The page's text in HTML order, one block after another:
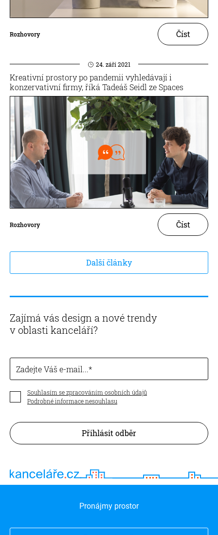
Rozhovory Číst
24. září 2021
Kreativní prostory po pandemii vyhledávají i
konzervativní firmy, říká Tadeáš Seidl ze Spaces
Rozhovory Číst
Další články
Zajímá vás design a nové trendy
v oblasti kanceláří?
Zadejte Váš e-mail...
Souhlasím se zpracováním osobních údajů
Podrobné informace nesouhlasu
Přihlásit odběr
Pronájmy prostor